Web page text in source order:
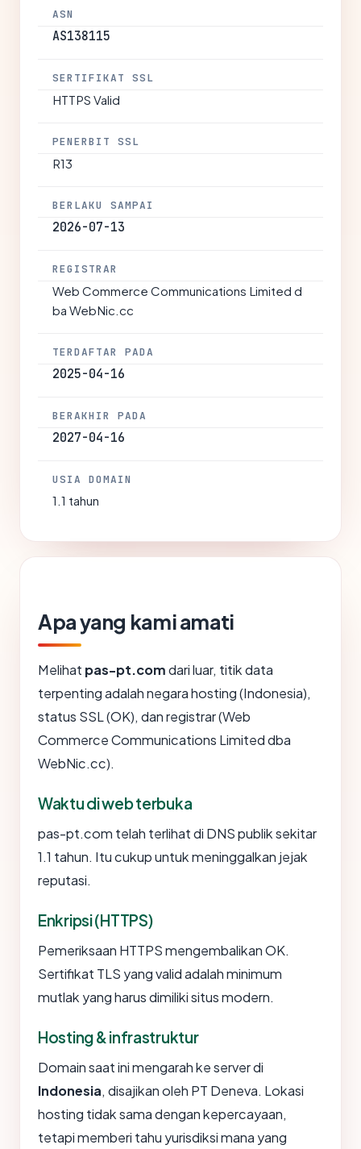
ASN
AS138115
SERTIFIKAT SSL
HTTPS Valid
PENERBIT SSL
R13
BERLAKU SAMPAI
2026-07-13
REGISTRAR
Web Commerce Communications Limited d
ba WebNic.cc
TERDAFTAR PADA
2025-04-16
BERAKHIR PADA
2027-04-16
USIA DOMAIN
1.1 tahun
Apa yang kami amati
Melihat pas-pt.comdari luar, titik data
terpenting adalah negara hosting (Indonesia),
status SSL (OK), dan registrar (Web
Commerce Communications Limited dba
WebNic.cc).
Waktu di web terbuka
pas-pt.com telah terlihat di DNS publik sekitar
1.1 tahun. Itu cukup untuk meninggalkan jejak
reputasi.
Enkripsi (HTTPS)
Pemeriksaan HTTPS mengembalikan OK.
Sertifikat TLS yang valid adalah minimum
mutlak yang harus dimiliki situs modern.
Hosting & infrastruktur
Domain saat ini mengarah ke server di
Indonesia, disajikan oleh PT Deneva. Lokasi
hosting tidak sama dengan kepercayaan,
tetapi memberi tahu yurisdiksi mana yang